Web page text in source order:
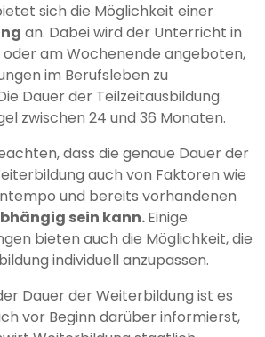
sich die Möglichkeit einer
an. Dabei wird der Unterricht in
oder am Wochenende angeboten,
im Berufsleben zu
Dauer der Teilzeitausbildung
zwischen 24 und 36 Monaten.
dass die genaue Dauer der
auch von Faktoren wie
und bereits vorhandenen
sein kann.Einige
bieten auch die Möglichkeit, die
individuell anzupassen.
Dauer der Weiterbildung ist es
vor Beginn darüber informierst,